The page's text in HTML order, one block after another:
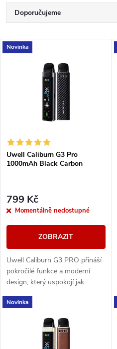
Ř
a
í
p
r
o
u
k
t
Doporučujeme
Nejdražší
Nejprodávanější
Abecedně
V
s
p
r
o
d
u
k
Novinka
Uwell Caliburn G3 Pro
1000mAh Black Carbon
799 Kč
Momentálně nedostupné
ZOBRAZIT
Uwell Caliburn G3 PRO přináší
pokročilé funkce a moderní
design, který uspokojí jak
začátečníky, tak pokročilé
vapery. S barevným LCD
Novinka